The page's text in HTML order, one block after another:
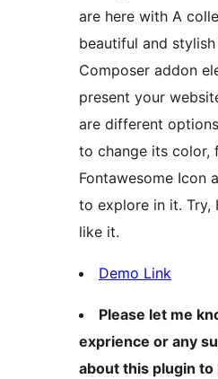
are here with A
beautiful and stylish
Composer addon
present your
are different
to change its color,
Fontawesome Icon
to explore in it. Try,
like it.
Demo Link
Please let me
exprience or any
about this plugin to